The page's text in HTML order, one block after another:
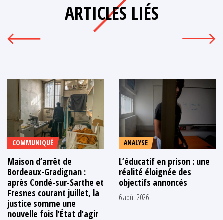
ARTICLES LIÉS
COMMUNIQUÉ
Maison d’arrêt de
Bordeaux-Gradignan :
après Condé-sur-Sarthe et
Fresnes courant juillet, la
justice somme une
nouvelle fois l’État d’agir
ANALYSE
L’éducatif en prison : une
réalité éloignée des
objectifs annoncés
6 août 2026